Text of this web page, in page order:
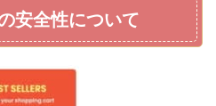
安全性について